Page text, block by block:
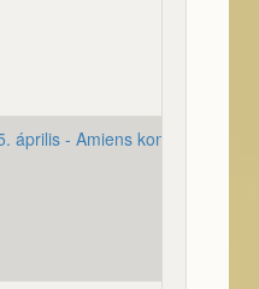
április - Amiens koncert